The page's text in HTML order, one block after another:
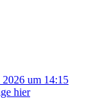
um 14:15
hier